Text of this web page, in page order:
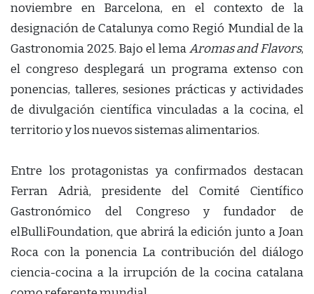
noviembre en Barcelona, en el contexto de la
designación de Catalunya como Regió Mundial de la
Gastronomia 2025. Bajo el lemaAromas and Flavors,
el congreso desplegará un programa extenso con
ponencias, talleres, sesiones prácticas y actividades
de divulgación científica vinculadas a la cocina, el
territorio y los nuevos sistemas alimentarios.
Entre los protagonistas ya confirmados destacan
Ferran Adrià, presidente del Comité Científico
Gastronómico del Congreso y fundador de
elBulliFoundation, que abrirá la edición junto a Joan
Roca con la ponencia La contribución del diálogo
ciencia-cocina a la irrupción de la cocina catalana